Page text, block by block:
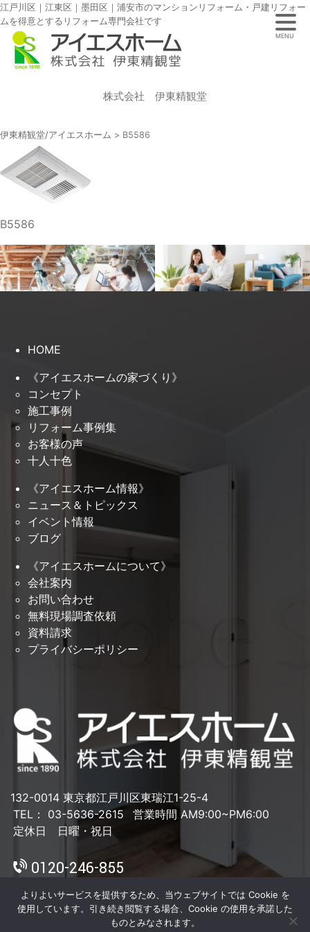
江戸川区｜江東区｜墨田区｜浦安市のマンションリフォーム・戸建リフォー
ムを得意とするリフォーム専門会社です
株式会社 伊東精観堂
伊東精観堂/アイエスホーム > B5586
B5586
MENU
HOME
《アイエスホームの家づくり》
コンセプト
施工事例
リフォーム事例集
お客様の声
十人十色
《アイエスホーム情報》
ニュース＆トピックス
イベント情報
ブログ
《アイエスホームについて》
会社案内
お問い合わせ
無料現場調査依頼
資料請求
プライバシーポリシー
132-0014 東京都江戸川区東瑞江1-25-4
TEL： 03-5636-2615
営業時間 AM9:00~PM6:00
定休日 日曜・祝日
0120-246-855
よりよいサービスを提供するため、当ウェブサイトでは Cookie を
使用しています。引き続き閲覧する場合、Cookie の使用を承諾した
ものとみなされます。